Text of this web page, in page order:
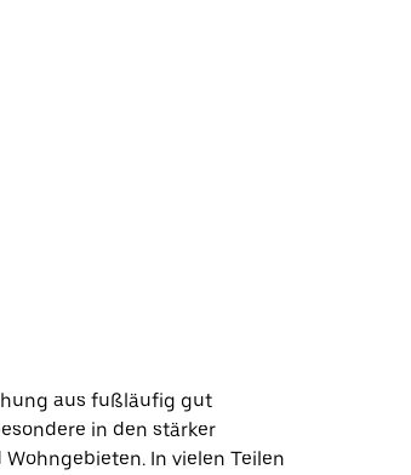
aus fußläufig gut
in den stärker
In vielen Teilen